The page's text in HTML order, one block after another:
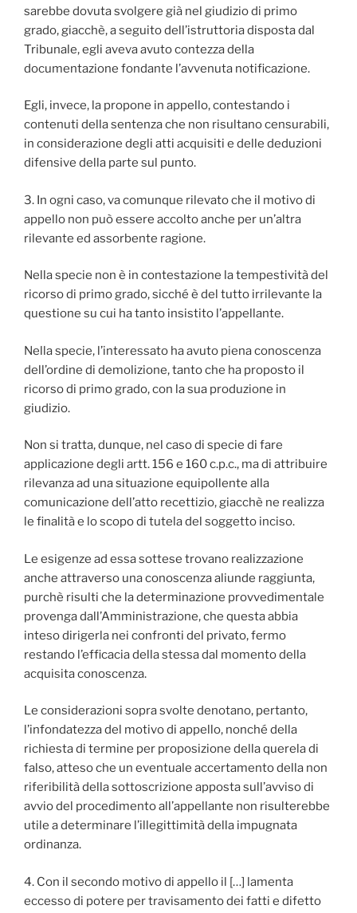
sarebbe dovuta svolgere già nel giudizio di primo
grado, giacchè, a seguito dell’istruttoria disposta dal
Tribunale, egli aveva avuto contezza della
documentazione fondante l’avvenuta notificazione.
Egli, invece, la propone in appello, contestando i
contenuti della sentenza che non risultano censurabili,
in considerazione degli atti acquisiti e delle deduzioni
difensive della parte sul punto.
3. In ogni caso, va comunque rilevato che il motivo di
appello non può essere accolto anche per un’altra
rilevante ed assorbente ragione.
Nella specie non è in contestazione la tempestività del
ricorso di primo grado, sicché è del tutto irrilevante la
questione su cui ha tanto insistito l’appellante.
Nella specie, l’interessato ha avuto piena conoscenza
dell’ordine di demolizione, tanto che ha proposto il
ricorso di primo grado, con la sua produzione in
giudizio.
Non si tratta, dunque, nel caso di specie di fare
applicazione degli artt. 156 e 160 c.p.c., ma di attribuire
rilevanza ad una situazione equipollente alla
comunicazione dell’atto recettizio, giacchè ne realizza
le finalità e lo scopo di tutela del soggetto inciso.
Le esigenze ad essa sottese trovano realizzazione
anche attraverso una conoscenza aliunde raggiunta,
purchè risulti che la determinazione provvedimentale
provenga dall’Amministrazione, che questa abbia
inteso dirigerla nei confronti del privato, fermo
restando l’efficacia della stessa dal momento della
acquisita conoscenza.
Le considerazioni sopra svolte denotano, pertanto,
l’infondatezza del motivo di appello, nonché della
richiesta di termine per proposizione della querela di
falso, atteso che un eventuale accertamento della non
riferibilità della sottoscrizione apposta sull’avviso di
avvio del procedimento all’appellante non risulterebbe
utile a determinare l’illegittimità della impugnata
ordinanza.
4. Con il secondo motivo di appello il […] lamenta
eccesso di potere per travisamento dei fatti e difetto